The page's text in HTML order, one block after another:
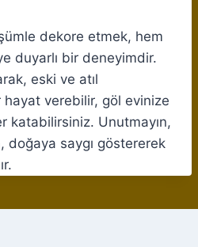
dekore etmek, hem
duyarlı bir deneyimdir.
eski ve atıl
verebilir, göl evinize
katabilirsiniz. Unutmayın,
doğaya saygı göstererek